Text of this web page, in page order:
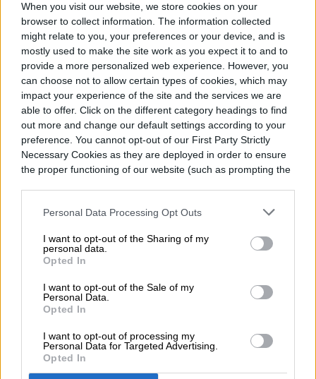
When you visit our website, we store cookies on your
browser to collect information. The information collected
might relate to you, your preferences or your device, and is
mostly used to make the site work as you expect it to and to
provide a more personalized web experience. However, you
can choose not to allow certain types of cookies, which may
impact your experience of the site and the services we are
able to offer. Click on the different category headings to find
out more and change our default settings according to your
preference. You cannot opt-out of our First Party Strictly
Necessary Cookies as they are deployed in order to ensure
the proper functioning of our website (such as prompting the
Personal Data Processing Opt Outs
I want to opt-out of the Sharing of my
personal data.
Opted In
I want to opt-out of the Sale of my
Personal Data.
Opted In
I want to opt-out of processing my
Personal Data for Targeted Advertising.
Opted In
Lineru
Linerues otra de las principales fintech en
Colombia, pues te permite solicitar entre